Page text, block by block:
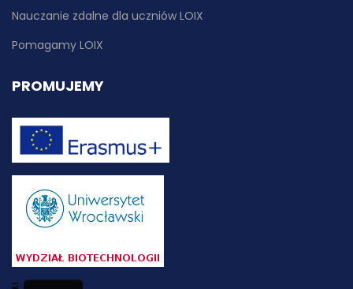
Nauczanie zdalne dla uczniów LOIX
Pomagamy LOIX
PROMUJEMY